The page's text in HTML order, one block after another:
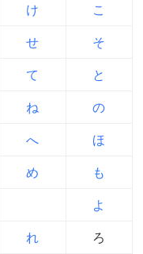
け こ
せ そ
て と
ね の
へ ほ
め も
よ
れ ろ